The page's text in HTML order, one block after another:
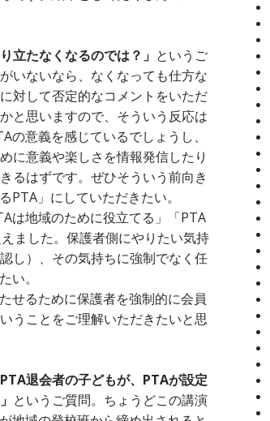
立たなくなるのでは？」 というご
いないなら、なくなっても仕方な
対して否定的なコメントをいただ
と思いますので、そういう反応は
意義を感じているでしょうし、
に意義や楽しさを情報発信したり
るはずです。ぜひそういう前向き
」にしていただきたい。
は地域のために役立てる」「PTA
ました。保護者側にやりたい気持
し）、その気持ちに強制でなく任
い。
せるために保護者を強制的に会員
うことをご理解いただきたいと思
PTA退会者の子どもが、PTAが設定
というご質問。ちょうどこの講演